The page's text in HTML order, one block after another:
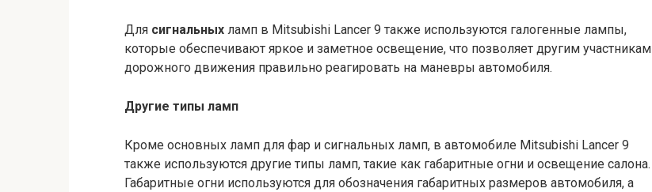
Для сигнальных ламп в Mitsubishi Lancer 9 также используются галогенные лампы,
которые обеспечивают яркое и заметное освещение, что позволяет другим участникам
дорожного движения правильно реагировать на маневры автомобиля.
Другие типы ламп
Кроме основных ламп для фар и сигнальных ламп, в автомобиле Mitsubishi Lancer 9
также используются другие типы ламп, такие как габаритные огни и освещение салона.
Габаритные огни используются для обозначения габаритных размеров автомобиля, а